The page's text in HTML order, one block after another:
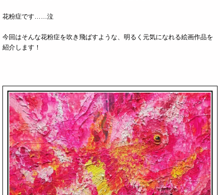
花粉症です……泣
今回はそんな花粉症を吹き飛ばすような、明るく元気になれる絵画作品を
紹介します！